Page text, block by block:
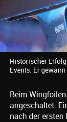
Historischer
Events. Er
Beim
angeschaltet.
nach der ersten